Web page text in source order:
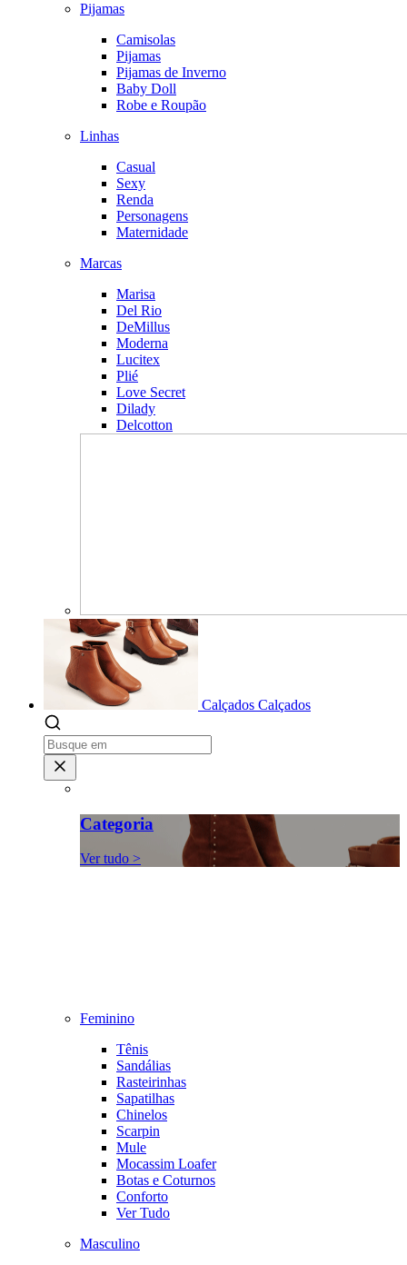
Pijamas
Camisolas
Pijamas
Pijamas de Inverno
Baby Doll
Robe e Roupão
Linhas
Casual
Sexy
Renda
Personagens
Maternidade
Marcas
Marisa
Del Rio
DeMillus
Moderna
Lucitex
Plié
Love Secret
Dilady
Delcotton
Calçados Calçados
Categoria
Ver tudo >
Feminino
Tênis
Sandálias
Rasteirinhas
Sapatilhas
Chinelos
Scarpin
Mule
Mocassim Loafer
Botas e Coturnos
Conforto
Ver Tudo
Masculino